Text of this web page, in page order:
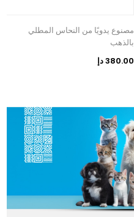
مصنوع يدويًا من النحاس المطلي
بالذهب
380.00 دإ